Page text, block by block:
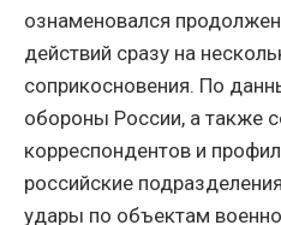
ознаменовался
действий сразу на
соприкосновения. По
обороны России, а также
корреспондентов и
российские
удары по объектам